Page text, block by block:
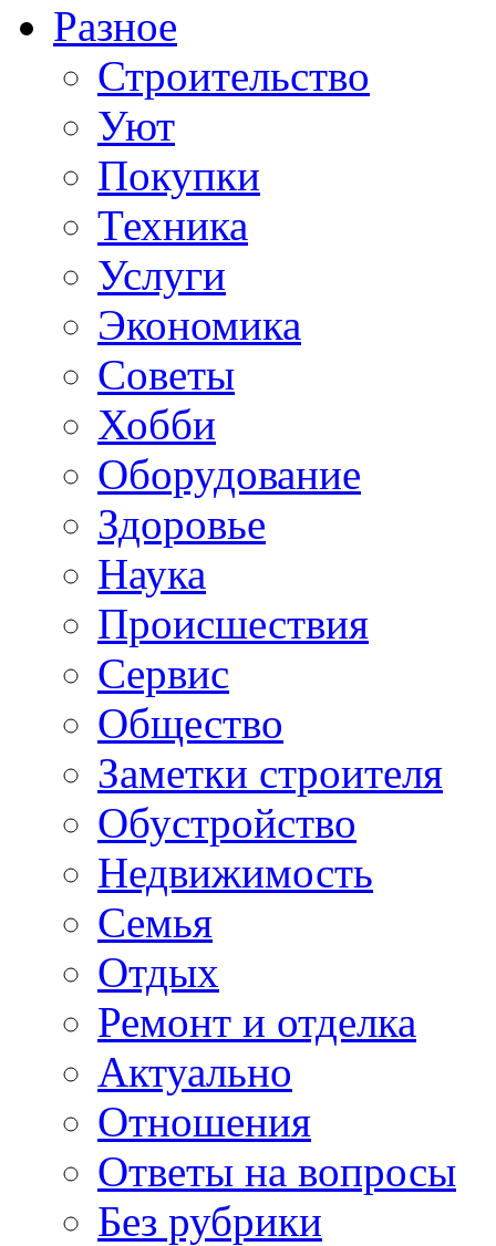
Разное
Строительство
Уют
Покупки
Техника
Услуги
Экономика
Советы
Хобби
Oборудование
Здоровье
Наука
Происшествия
Сервис
Общество
Заметки строителя
Обустройство
Недвижимость
Семья
Отдых
Ремонт и отделка
Актуально
Отношения
Ответы на вопросы
Без рубрики